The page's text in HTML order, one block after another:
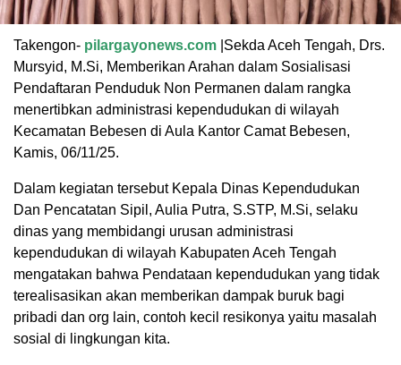
Takengon- pilargayonews.com |Sekda Aceh Tengah, Drs.
Mursyid, M.Si, Memberikan Arahan dalam Sosialisasi
Pendaftaran Penduduk Non Permanen dalam rangka
menertibkan administrasi kependudukan di wilayah
Kecamatan Bebesen di Aula Kantor Camat Bebesen,
Kamis, 06/11/25.
Dalam kegiatan tersebut Kepala Dinas Kependudukan
Dan Pencatatan Sipil, Aulia Putra, S.STP, M.Si, selaku
dinas yang membidangi urusan administrasi
kependudukan di wilayah Kabupaten Aceh Tengah
mengatakan bahwa Pendataan kependudukan yang tidak
terealisasikan akan memberikan dampak buruk bagi
pribadi dan org lain, contoh kecil resikonya yaitu masalah
sosial di lingkungan kita.